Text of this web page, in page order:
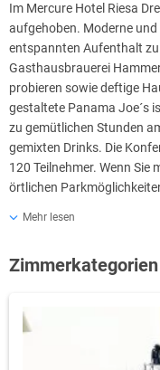
Im Mercure Hotel Riesa
aufgehoben. Moderne
entspannten Aufenthalt
Gasthausbrauerei
probieren sowie deftige
gestaltete Panama Joe´s
zu gemütlichen Stunden
gemixten Drinks. Die
120 Teilnehmer. Wenn Sie
örtlichen
Das mehrsprachige
Tourenplanung/beim
hinaus bietet dieses Hotel
Mehr lesen
Zimmerkategorien